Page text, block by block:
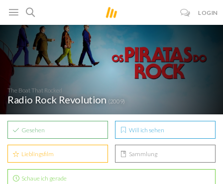
LOGIN
The Boat That Rocked
Radio Rock Revolution(2009)
Gesehen Will ich sehen
Lieblingsfilm Sammlung
Schaue ich gerade